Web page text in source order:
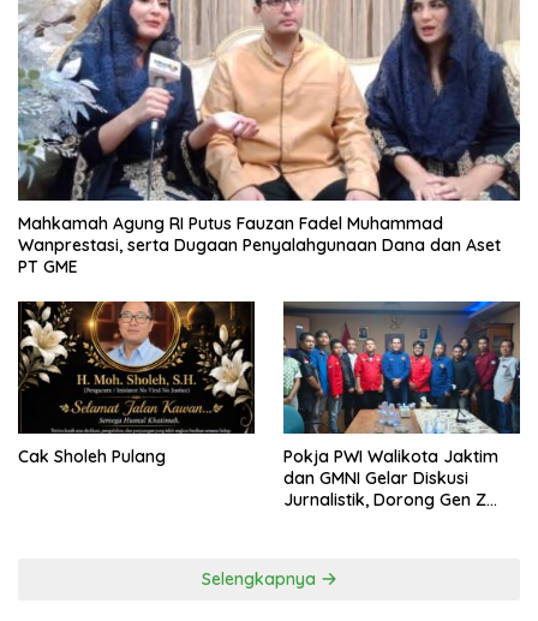
Mahkamah Agung RI Putus Fauzan Fadel Muhammad
Wanprestasi, serta Dugaan Penyalahgunaan Dana dan Aset
PT GME
Cak Sholeh Pulang
Pokja PWI Walikota Jaktim
dan GMNI Gelar Diskusi
Jurnalistik, Dorong Gen Z
Selengkapnya